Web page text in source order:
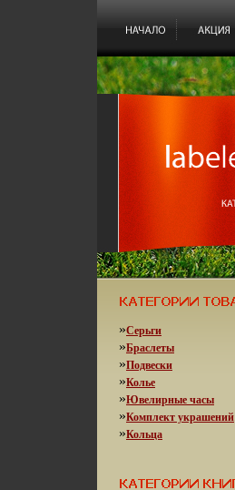
»Серьги
»Браслеты
»Подвески
»Колье
»Ювелирные часы
»Комплект украшений
»Кольца